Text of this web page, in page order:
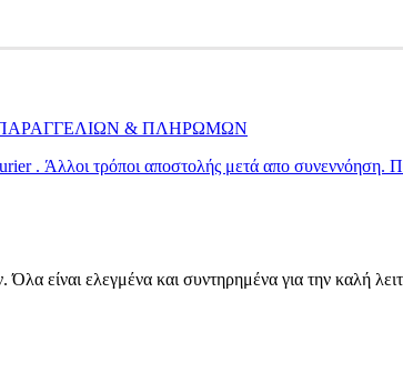
& ΠΛΗΡΩΜΩΝ
. Άλλοι τρόποι αποστολής μετά απο συνεννόηση.
είναι ελεγμένα και συντηρημένα για την καλή